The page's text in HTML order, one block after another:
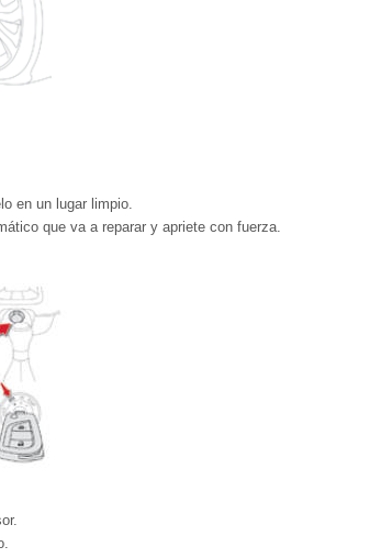
en un lugar limpio.
que va a reparar y apriete con fuerza.